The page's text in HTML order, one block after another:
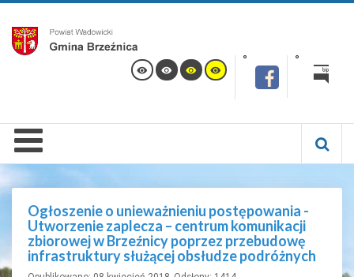
Ogłoszenie o unieważnieniu postępowania -
Utworzenie zaplecza – centrum komunikacji
zbiorowej w Brzeźnicy poprzez przebudowę
infrastruktury służącej obsłudze podróżnych